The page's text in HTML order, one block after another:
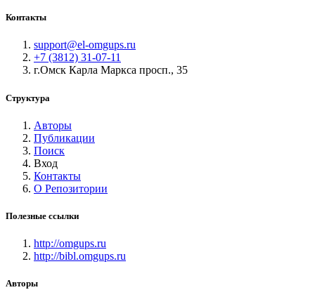
Контакты
support@el-omgups.ru
+7 (3812) 31-07-11
г.Омск Карла Маркса просп., 35
Структура
Авторы
Публикации
Поиск
Вход
Контакты
О Репозитории
Полезные ссылки
http://omgups.ru
http://bibl.omgups.ru
Авторы